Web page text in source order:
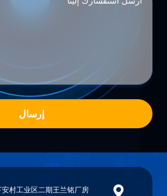
إرسال
安村工业区二期王兰铭厂房